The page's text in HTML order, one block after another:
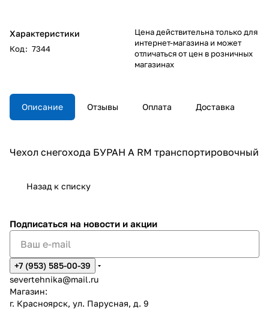
Характеристики
Код: 7344
Цена действительна только для
интернет-магазина и может
отличаться от цен в розничных
магазинах
Описание Отзывы Оплата Доставка
Чехол снегохода БУРАН А RM транспортировочный
Назад к списку
Подписаться на новости и акции
+7 (953) 585-00-39
severtehnika@mail.ru
Магазин:
г. Красноярск, ул. Парусная, д. 9